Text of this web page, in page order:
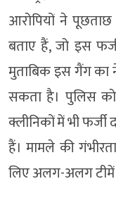
आरोपियों ने
बताए हैं, जो इस
मुताबिक इस गैंग का
सकता है। पुलिस
क्लीनिकों में भी
हैं। मामले की
लिए अलग-अलग टीमें